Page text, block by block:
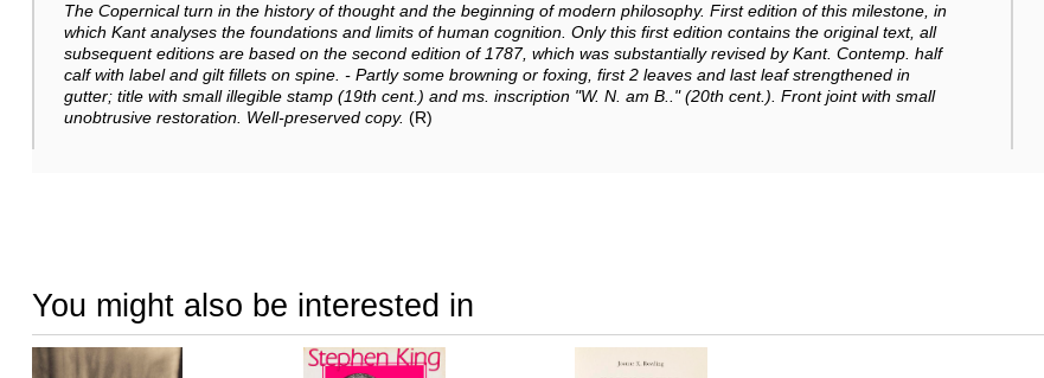
The Copernical turn in the history of thought and the beginning of modern philosophy. First edition of this milestone, in
which Kant analyses the foundations and limits of human cognition. Only this first edition contains the original text, all
subsequent editions are based on the second edition of 1787, which was substantially revised by Kant. Contemp. half
calf with label and gilt fillets on spine. - Partly some browning or foxing, first 2 leaves and last leaf strengthened in
gutter; title with small illegible stamp (19th cent.) and ms. inscription "W. N. am B.." (20th cent.). Front joint with small
unobtrusive restoration. Well-preserved copy. (R)
You might also be interested in